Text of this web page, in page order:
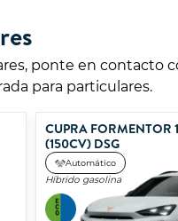
ponte en contacto
para particulares.
CUPRA FORMENTOR
(150CV) DSG
Automático
Híbrido gasolina